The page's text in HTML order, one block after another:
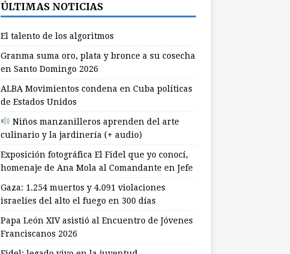
ÚLTIMAS NOTICIAS
El talento de los algoritmos
Granma suma oro, plata y bronce a su cosecha
en Santo Domingo 2026
ALBA Movimientos condena en Cuba políticas
de Estados Unidos
Niños manzanilleros aprenden del arte
culinario y la jardinería (+ audio)
Exposición fotográfica El Fidel que yo conocí,
homenaje de Ana Mola al Comandante en Jefe
Gaza: 1.254 muertos y 4.091 violaciones
israelíes del alto el fuego en 300 días
Papa León XIV asistió al Encuentro de Jóvenes
Franciscanos 2026